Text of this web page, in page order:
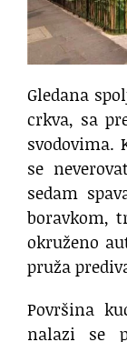
Gledana
crkva, sa
svodovima.
se
sedam
boravkom,
okruženo
pruža
Površina
nalazi se